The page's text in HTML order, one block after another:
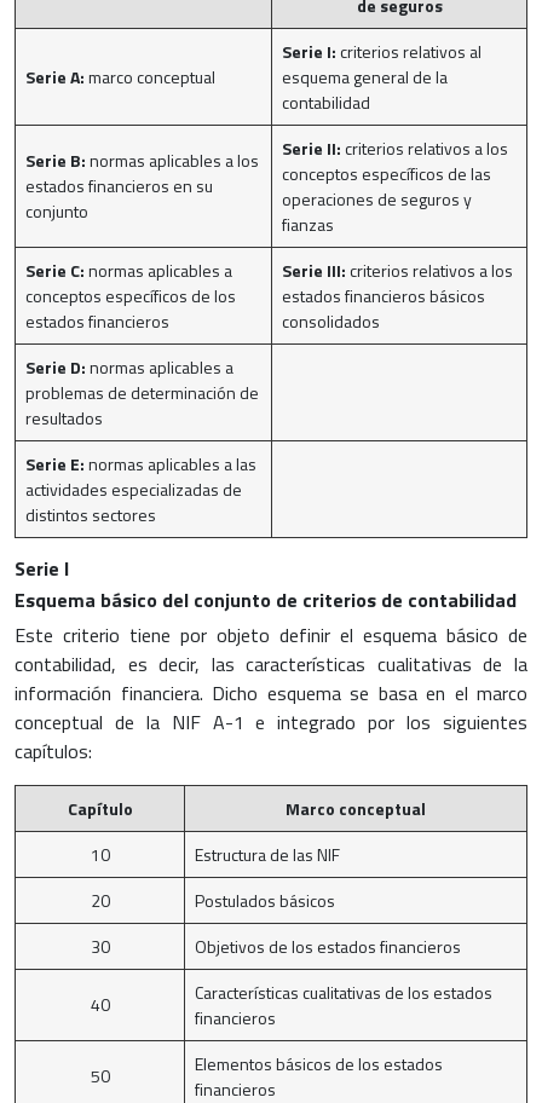
Serie A:marco conceptual
Serie I:criterios relativos al
esquema general de la
contabilidad
Serie B:normas aplicables a los
estados financieros en su
conjunto
Serie II:criterios relativos a los
conceptos específicos de las
operaciones de seguros y
fianzas
Serie C:normas aplicables a
conceptos específicos de los
estados financieros
Serie III:criterios relativos a los
estados financieros básicos
consolidados
Serie D:normas aplicables a
problemas de determinación de
resultados
Serie E:normas aplicables a las
actividades especializadas de
distintos sectores
Serie I
Esquema básico del conjunto de criterios de contabilidad
Este criterio tiene por objeto definir el esquema básico de
contabilidad, es decir, las características cualitativas de la
información financiera. Dicho esquema se basa en el marco
conceptual de la NIF A-1 e integrado por los siguientes
capítulos:
Capítulo
Marco conceptual
10
Estructura de las NIF
20
Postulados básicos
30
Objetivos de los estados financieros
40
Características cualitativas de los estados
financieros
50
Elementos básicos de los estados
financieros